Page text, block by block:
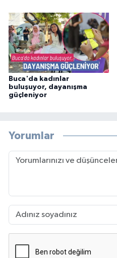
Buca'da kadınlar
buluşuyor, dayanışma
güçleniyor
Yorumlar